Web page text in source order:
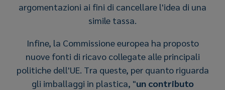
argomentazioni ai fini di cancellare l'idea di una
simile tassa.
Infine, la Commissione europea ha proposto
nuove fonti di ricavo collegate alle principali
politiche dell'UE. Tra queste, per quanto riguarda
gli imballaggi in plastica, "un contributo